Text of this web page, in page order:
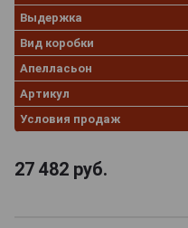
Выдержка
Вид коробки
Апелласьон
Артикул
Условия продаж
27 482 руб.